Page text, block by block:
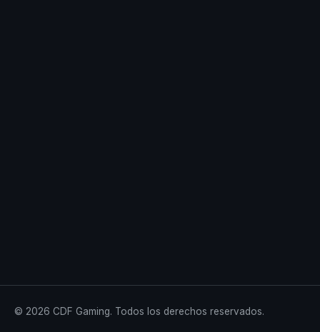
© 2026 CDF Gaming. Todos los derechos reservados.